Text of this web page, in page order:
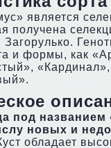
является
получена
и формы, как
под названием
новых и
обладает